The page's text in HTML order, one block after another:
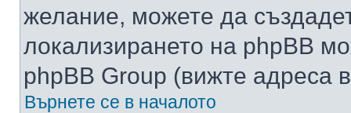
желание, можете да
локализирането на phpBB
phpBB Group (вижте адреса
Върнете се в началото